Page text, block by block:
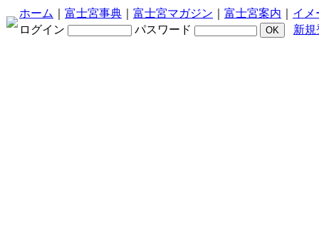
ホーム 富士宮事典 富士宮マガジン 富士宮案内
イメ
ログイン
パスワード 新規